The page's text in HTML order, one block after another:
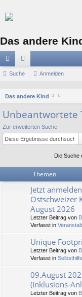
Das andere
ch
llz
ug
riff
or
Suche Anmelden
Das andere Kind
Unbeantwortete
Zur erweiterten Suche
Die Suche
Themen
Jetzt
Ostschweizer
August 2026
Letzter Beitrag von
Verfasst in
Unique
Letzter Beitrag von
Verfasst in
09.August
(Inklusions-
Letzter Beitrag von